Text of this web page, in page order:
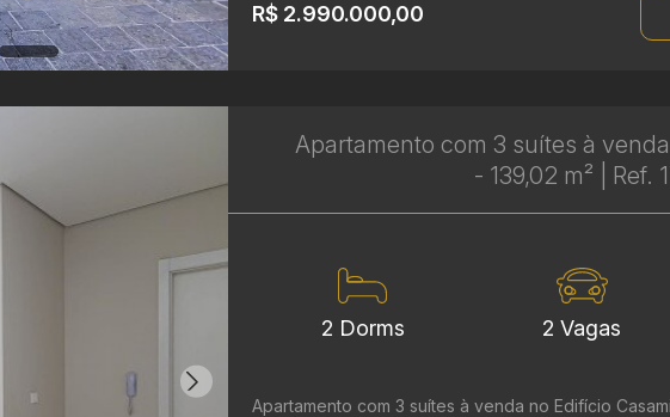
R$ 2.990.000,00
Apartamento com 3 suítes à
- 139,02 m² | Ref.
2 Dorms 2 Vagas
Apartamento com 3 suítes à venda no Edifício